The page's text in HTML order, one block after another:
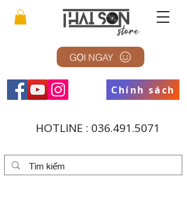
GỌI NGAY
Chính sách
HOTLINE : 036.491.5071